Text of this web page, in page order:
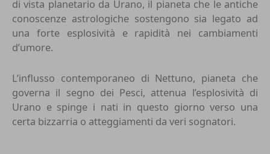
di vista planetario da Urano, il pianeta che le antiche
conoscenze astrologiche sostengono sia legato ad
una forte esplosività e rapidità nei cambiamenti
d’umore.
L’influsso contemporaneo di Nettuno, pianeta che
governa il segno dei Pesci, attenua l’esplosività di
Urano e spinge i nati in questo giorno verso una
certa bizzarria o atteggiamenti da veri sognatori.